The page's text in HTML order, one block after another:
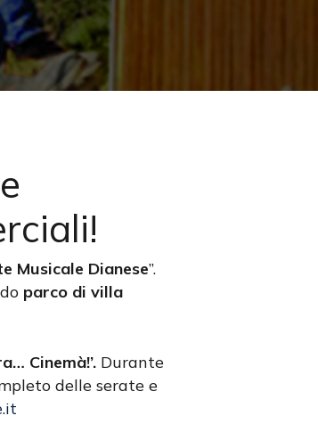
Musicale Dianese”.
parco di villa
Cinemà!’. Durante
delle serate e